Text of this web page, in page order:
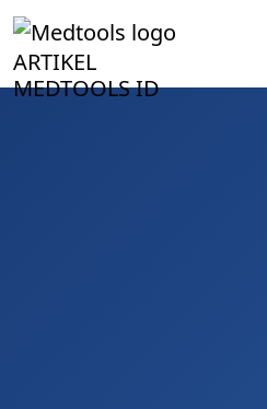
ARTIKEL
MEDTOOLS ID